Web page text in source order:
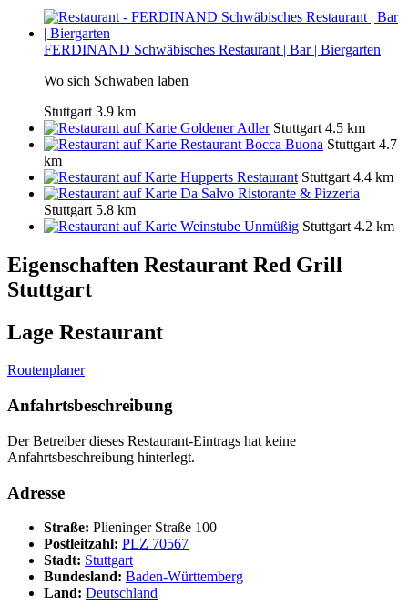
FERDINAND Schwäbisches Restaurant | Bar | Biergarten
Wo sich Schwaben laben
Stuttgart 3.9 km
Goldener Adler Stuttgart 4.5 km
Restaurant Bocca Buona Stuttgart 4.7
km
Hupperts Restaurant Stuttgart 4.4 km
Da Salvo Ristorante & Pizzeria
Stuttgart 5.8 km
Weinstube Unmüßig Stuttgart 4.2 km
Eigenschaften Restaurant Red Grill
Stuttgart
Lage Restaurant
Routenplaner
Anfahrtsbeschreibung
Der Betreiber dieses Restaurant-Eintrags hat keine
Anfahrtsbeschreibung hinterlegt.
Adresse
Straße: Plieninger Straße 100
Postleitzahl: PLZ 70567
Stadt: Stuttgart
Bundesland: Baden-Württemberg
Land: Deutschland